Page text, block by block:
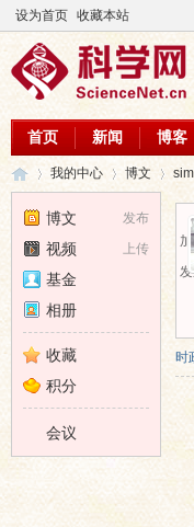
设为首页 收藏本站
首页 新闻 博客
›
我的中心 博文
时
发布
博文
上传
视频
基金
相册
收藏
积分
会议